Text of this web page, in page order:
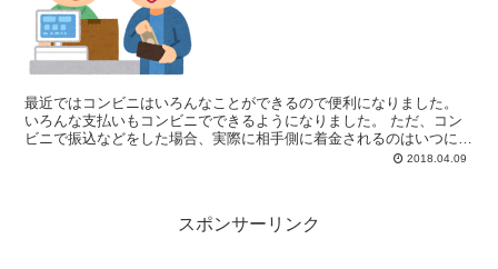
最近ではコンビニはいろんなことができるので便利になりました。
いろんな支払いもコンビニでできるようになりました。 ただ、コン
ビニで振込などをした場合、実際に相手側に着金されるのはいつにな
るのか、 ちょっと分からない場合があります。 支払い期...2018.04.09
スポンサーリンク